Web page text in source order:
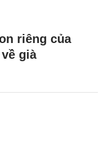
riêng của
già